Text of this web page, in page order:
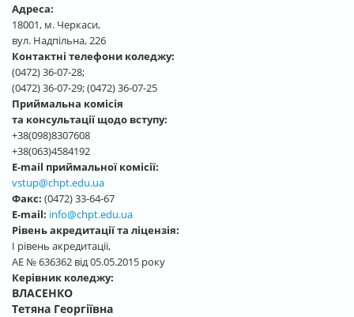
Адреса:
18001, м. Черкаси,
вул. Надпільна, 226
Контактні телефони коледжу:
(0472) 36-07-28;
(0472) 36-07-29; (0472) 36-07-25
Приймальна комісія
та консультації щодо вступу:
+38(098)8307608
+38(063)4584192
E-mail приймальної комісії:
vstup@chpt.edu.ua
Факс: (0472) 33-64-67
E-mail: info@chpt.edu.ua
Рівень акредитації та ліцензія:
І рівень акредитації,
АЕ № 636362 від 05.05.2015 року
Керівник коледжу:
ВЛАСЕНКО
Тетяна Георгіївна